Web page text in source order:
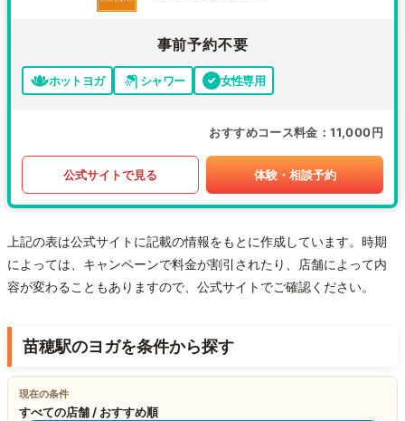
事前予約不要
ホットヨガ シャワー 女性専用
おすすめコース料金 11,000円
公式サイトで見る 体験・相談予約
上記の表は公式サイトに記載の情報をもとに作成しています。時期
によっては、キャンペーンで料金が割引されたり、店舗によって内
容が変わることもありますので、公式サイトでご確認ください。
苗穂駅のヨガを条件から探す
現在の条件
すべての店舗 / おすすめ順